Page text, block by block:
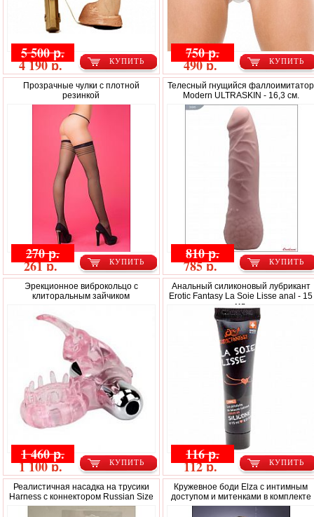
КУПИТЬ
5 500 р.
4 190 р. КУПИТЬ
750 р.
490 р.
Прозрачные чулки с плотной
резинкой
КУПИТЬ
270 р.
261 р.
Телесный гнущийся фаллоимитатор
Modern ULTRASKIN - 16,3 см.
КУПИТЬ
810 р.
785 р.
Эрекционное виброкольцо с
клиторальным зайчиком
КУПИТЬ
1 460 р.
1 100 р.
Анальный силиконовый лубрикант
Erotic Fantasy La Soie Lisse anal - 15
мл.
КУПИТЬ
116 р.
112 р.
Реалистичная насадка на трусики
Harness с коннектором Russian Size
Кружевное боди Elza с интимным
доступом и митенками в комплекте